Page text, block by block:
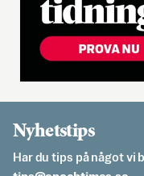
Nyhetstips
Har du tips på något vi